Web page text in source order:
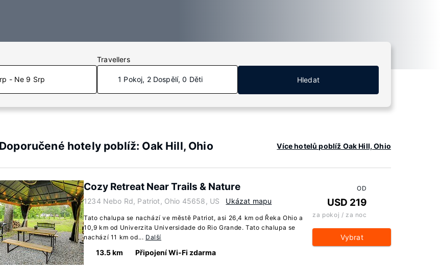
- Ne 9 Srp
Travellers
1 Pokoj, 2 Dospělí, 0 Děti Hledat
Doporučené hotely poblíž: Oak Hill, Ohio Více hotelů poblíž Oak Hill, Ohio
Cozy Retreat Near Trails & Nature
1234 Nebo Rd, Patriot, Ohio 45658, US Ukázat mapu
Tato chalupa se nachází ve městě Patriot, asi 26,4 km od Řeka Ohio a
10,9 km od Univerzita Universidade do Rio Grande. Tato chalupa se
nachází 11 km od... Další
13.5 km Připojení Wi-Fi zdarma
OD
USD 219
za pokoj / za noc
Vybrat